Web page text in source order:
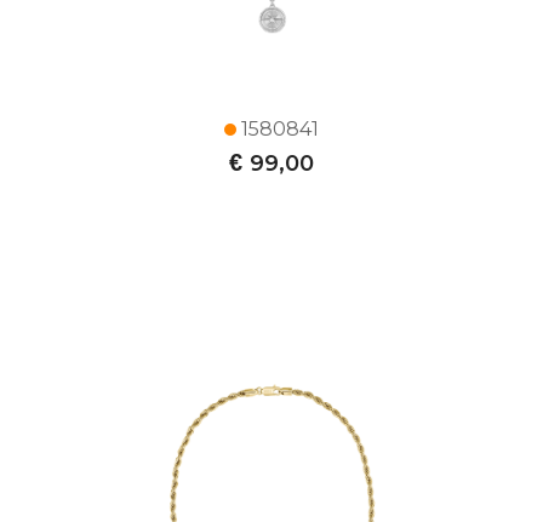
1580841
€ 99,00